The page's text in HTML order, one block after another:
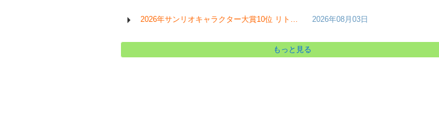
2026年サンリオキャラクター大賞10位 リト… 2026年08月03日
もっと見る